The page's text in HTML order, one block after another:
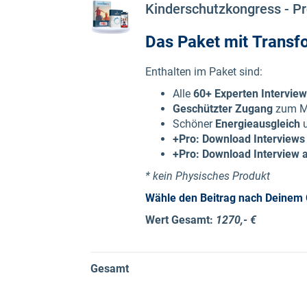
Kinderschutzkongress -
Das Paket mit
Enthalten im Paket sind:
Alle 60+ Experten
Geschützter Zugang zum
Schöner Energieausgleich
+Pro: Download
+Pro: Download Interview
* kein Physisches Produkt
Wähle den Beitrag nach
Wert Gesamt: 1270,- €
Gesamt